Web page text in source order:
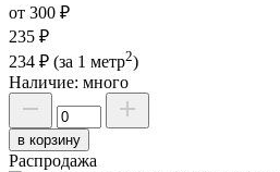
от 300 ₽
235 ₽
234 ₽ (за 1 метр2)
Наличие: много
в корзину
Распродажа